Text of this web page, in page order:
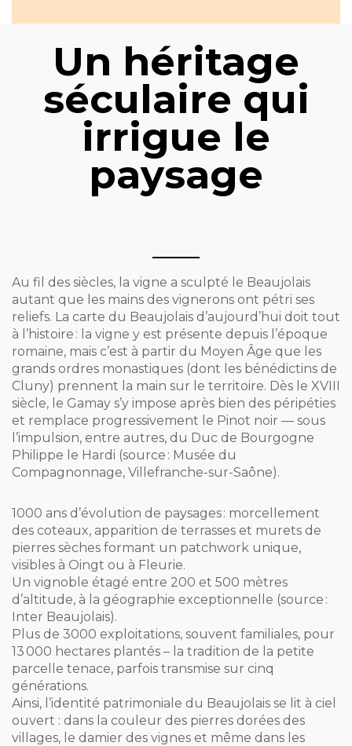
Un héritage
séculaire qui
irrigue le
paysage
Au fil des siècles, la vigne a sculpté le Beaujolais
autant que les mains des vignerons ont pétri ses
reliefs. La carte du Beaujolais d’aujourd’hui doit tout
à l’histoire : la vigne y est présente depuis l’époque
romaine, mais c’est à partir du Moyen Âge que les
grands ordres monastiques (dont les bénédictins de
Cluny) prennent la main sur le territoire. Dès le XVIII
siècle, le Gamay s’y impose après bien des péripéties
et remplace progressivement le Pinot noir — sous
l’impulsion, entre autres, du Duc de Bourgogne
Philippe le Hardi (source : Musée du
Compagnonnage, Villefranche-sur-Saône).
1000 ans d’évolution de paysages : morcellement
des coteaux, apparition de terrasses et murets de
pierres sèches formant un patchwork unique,
visibles à Oingt ou à Fleurie.
Un vignoble étagé entre 200 et 500 mètres
d’altitude, à la géographie exceptionnelle (source :
Inter Beaujolais).
Plus de 3000 exploitations, souvent familiales, pour
13 000 hectares plantés – la tradition de la petite
parcelle tenace, parfois transmise sur cinq
générations.
Ainsi, l’identité patrimoniale du Beaujolais se lit à ciel
ouvert : dans la couleur des pierres dorées des
villages, le damier des vignes et même dans les